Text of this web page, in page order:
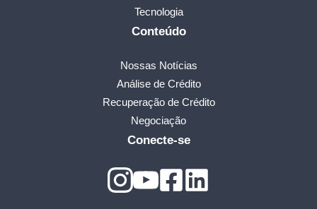
Tecnologia
Conteúdo
Nossas Notícias
Análise de Crédito
Recuperação de Crédito
Negociação
Conecte-se